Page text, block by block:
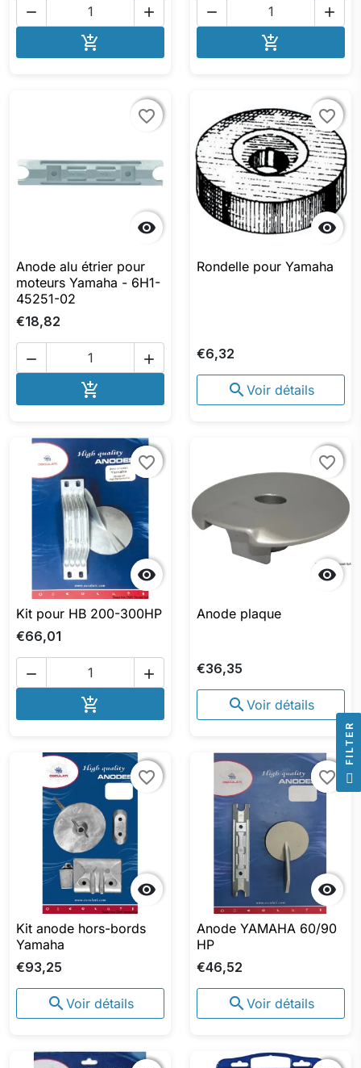
 

 


favorite_border
favorite_border
Anode alu étrier pour
moteurs Yamaha - 6H1-
45251-02
€18,82
 
 AJOUTER AU PANIER

favorite_border
favorite_border
Rondelle pour Yamaha
€6,32
Voir détails

favorite_border
favorite_border
Kit pour HB 200-300HP
€66,01
 
 AJOUTER AU PANIER

favorite_border
favorite_border
Anode plaque
€36,35
 Voir détails

favorite_border
favorite_border
Kit anode hors-bords
Yamaha
€93,25
 Voir détails

favorite_border
favorite_border
Anode YAMAHA 60/90
HP
€46,52
 Voir détails
R